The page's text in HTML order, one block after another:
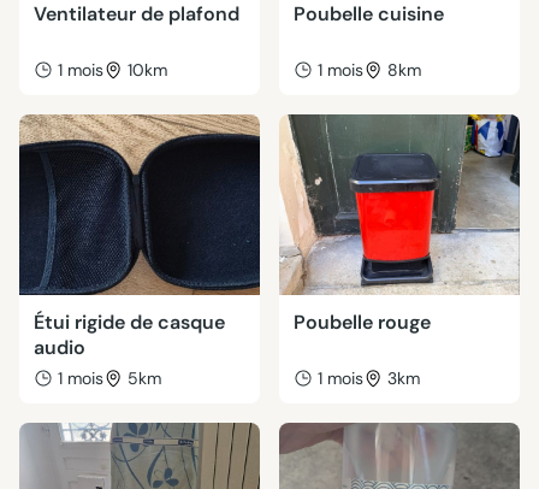
Ventilateur de plafond
1 mois 10km
Poubelle cuisine
1 mois 8km
Étui rigide de casque
audio
1 mois 5km
Poubelle rouge
1 mois 3km